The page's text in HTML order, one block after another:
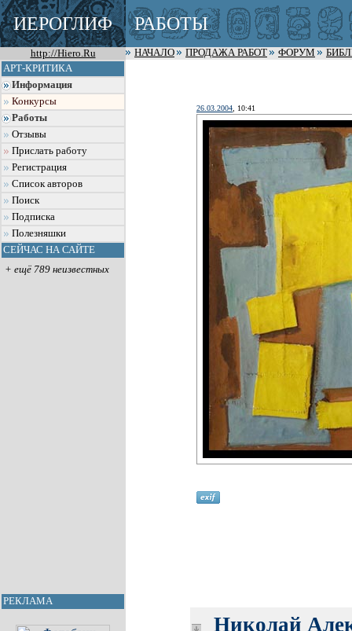
ИЕРОГЛИФ РАБОТЫ
http://Hiero.Ru НАЧАЛО ПРОДАЖА РАБОТ ФОРУМ
АРТ-КРИТИКА
Информация
Конкурсы
Работы
Отзывы
Прислать работу
Регистрация
Список авторов
Поиск
Подписка
Полезняшки
СЕЙЧАС НА САЙТЕ
+ ещё 789 неизвестных
РЕКЛАМА
26.03.2004 , 10:41
Николай